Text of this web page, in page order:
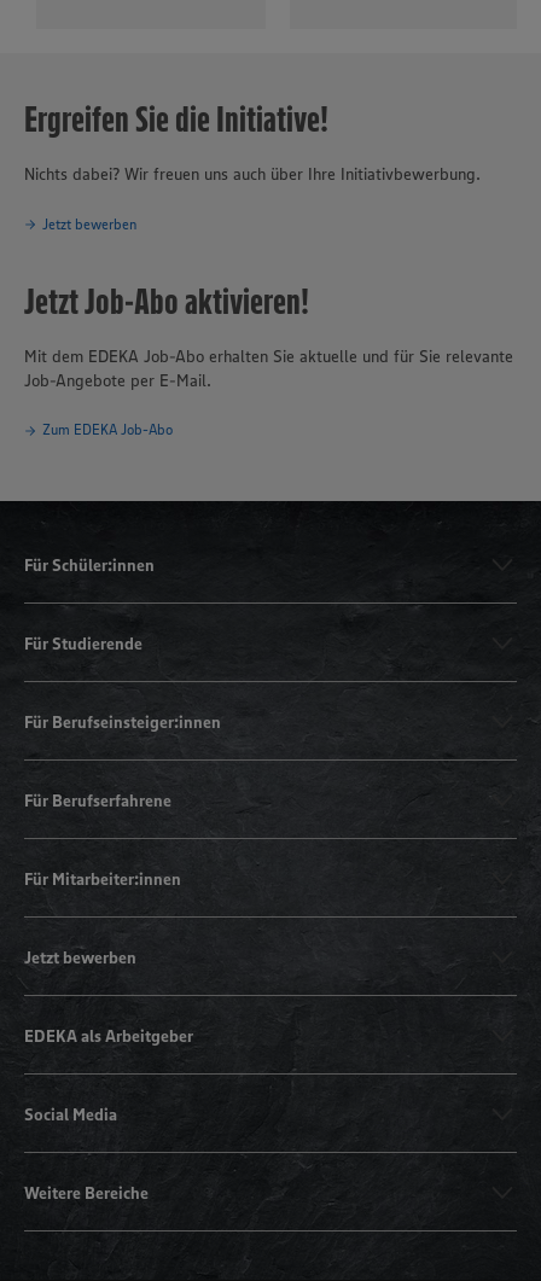
Ergreifen Sie die Initiative!
Nichts dabei? Wir freuen uns auch über Ihre Initiativbewerbung.
Jetzt bewerben
Jetzt Job-Abo aktivieren!
Mit dem EDEKA Job-Abo erhalten Sie aktuelle und für Sie relevante
Job-Angebote per E-Mail.
Zum EDEKA Job-Abo
Für Schüler:innen
Für Studierende
Für Berufseinsteiger:innen
Für Berufserfahrene
Für Mitarbeiter:innen
Jetzt bewerben
EDEKA als Arbeitgeber
Social Media
Weitere Bereiche